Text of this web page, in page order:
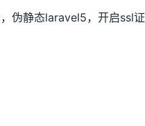
伪静态laravel5，开启ssl证